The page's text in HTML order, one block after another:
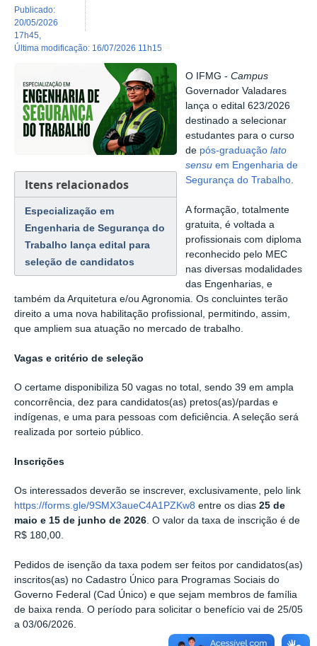
publicado:
20/05/2026
17h45
última modificação: 16/07/2026 11h15
Itens relacionados
Especialização em
Engenharia de Segurança do
Trabalho lança edital para
seleção de candidatos
O IFMG -Campus
Governador Valadares
lança o edital 623/2026
destinado a selecionar
estudantes para o curso
de pós-graduaçãolato
sensu em Engenharia de
Segurança do Trabalho.
A formação, totalmente
gratuita, é voltada a
profissionais comdiploma
reconhecido pelo MEC
nas diversas modalidades
das Engenharias, e
também da Arquitetura e/ou Agronomia. Os concluintes terão
direito a uma nova habilitação profissional, permitindo, assim,
que ampliem sua atuação no mercado de trabalho.
Vagas e critério de seleção
O certame disponibiliza 50 vagas no total, sendo 39 em ampla
concorrência, dez para candidatos(as) pretos(as)/pardas e
indígenas, e uma para pessoas com deficiência. A seleção será
realizada por sorteio público.
Inscrições
Os interessados deverão se inscrever, exclusivamente, pelo link
https://forms.gle/9SMX3aueC4A1PZKw8 entre os dias 25 de
maio e 15 de junho de 2026. O valor da taxa de inscrição é de
R$ 180,00.
Pedidos de isenção da taxa podem ser feitos por candidatos(as)
inscritos(as) no Cadastro Único para Programas Sociais do
Governo Federal (Cad Único) e que sejam membros de família
de baixa renda. O período para solicitar o benefício vai de 25/05
a 03/06/2026.